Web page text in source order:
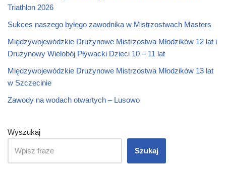
Triathlon 2026
Sukces naszego byłego zawodnika w Mistrzostwach Masters
Międzywojewódzkie Drużynowe Mistrzostwa Młodzików 12 lat i
Drużynowy Wielobój Pływacki Dzieci 10 – 11 lat
Międzywojewódzkie Drużynowe Mistrzostwa Młodzików 13 lat
w Szczecinie
Zawody na wodach otwartych – Lusowo
Wyszukaj
Szukaj